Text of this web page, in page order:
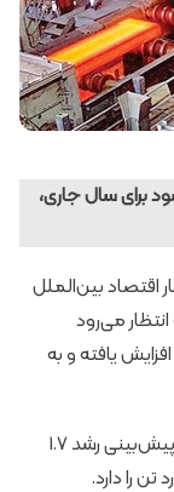
برای سال جاری،
اقتصاد بین‌الملل
می‌رود
برای سال جاری، 2.3 درصد افزایش یافته و به
این انجمن همچنین گفته است برای سال آینده پیش‌بینی رشد 1.7